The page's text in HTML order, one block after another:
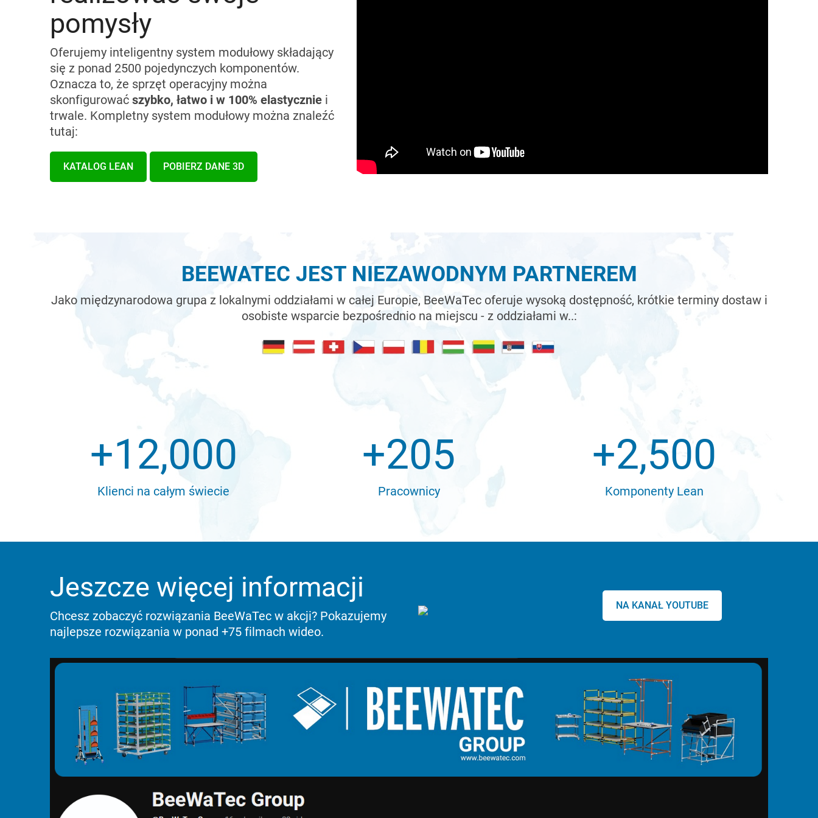
pomysły
Oferujemy inteligentny system modułowy składający
się z ponad 2500 pojedynczych komponentów.
Oznacza to, że sprzęt operacyjny można
skonfigurować szybko, łatwo i w 100% elastycznie i
trwale. Kompletny system modułowy można znaleźć
tutaj:
KATALOG LEAN POBIERZ DANE 3D
BEEWATEC JEST NIEZAWODNYM PARTNEREM
Jako międzynarodowa grupa z lokalnymi oddziałami w całej Europie, BeeWaTec oferuje wysoką dostępność, krótkie terminy dostaw i
osobiste wsparcie bezpośrednio na miejscu - z oddziałami w..:
+12,000
Klienci na całym świecie
+205
Pracownicy
+2,500
Komponenty Lean
Jeszcze więcej informacji
Chcesz zobaczyć rozwiązania BeeWaTec w akcji? Pokazujemy
najlepsze rozwiązania w ponad +75 filmach wideo.
NA KANAŁ YOUTUBE